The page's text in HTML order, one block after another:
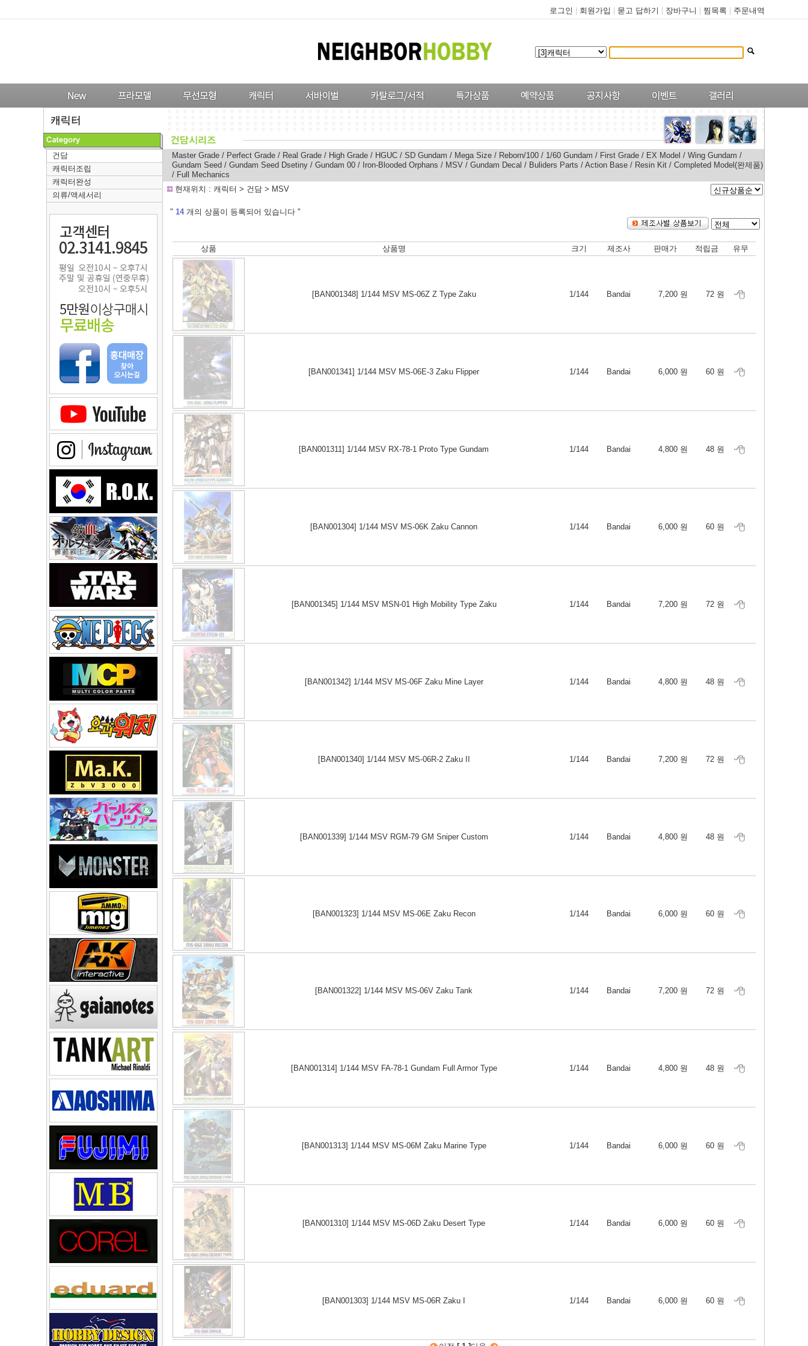
로그인 회원가입 묻고 답하기 장바구니 찜목록 주문내역
건담
캐릭터조립
캐릭터완성
의류/액세서리
Master Grade / Perfect Grade / Real Grade / High Grade / HGUC / SD Gundam / Mega Size / Reborn/100 / 1/60 Gundam / First Grade / EX Model / Wing Gundam /
Gundam Seed / Gundam Seed Dsetiny / Gundam 00 / Iron-Blooded Orphans / MSV / Gundam Decal / Buliders Parts / Action Base / Resin Kit / Completed Model(완제품)
/ Full Mechanics
현재위치 : 캐릭터 > 건담 > MSV
" 14 개의 상품이 등록되어 있습니다 "
상품 상품명 크기 제조사 판매가 적립금 유무
[BAN001348] 1/144 MSV MS-06Z Z Type Zaku 1/144 Bandai 7,200 원 72 원
[BAN001341] 1/144 MSV MS-06E-3 Zaku Flipper 1/144 Bandai 6,000 원 60 원
[BAN001311] 1/144 MSV RX-78-1 Proto Type Gundam 1/144 Bandai 4,800 원 48 원
[BAN001304] 1/144 MSV MS-06K Zaku Cannon 1/144 Bandai 6,000 원 60 원
[BAN001345] 1/144 MSV MSN-01 High Mobility Type Zaku 1/144 Bandai 7,200 원 72 원
[BAN001342] 1/144 MSV MS-06F Zaku Mine Layer 1/144 Bandai 4,800 원 48 원
[BAN001340] 1/144 MSV MS-06R-2 Zaku II 1/144 Bandai 7,200 원 72 원
[BAN001339] 1/144 MSV RGM-79 GM Sniper Custom 1/144 Bandai 4,800 원 48 원
[BAN001323] 1/144 MSV MS-06E Zaku Recon 1/144 Bandai 6,000 원 60 원
[BAN001322] 1/144 MSV MS-06V Zaku Tank 1/144 Bandai 7,200 원 72 원
[BAN001314] 1/144 MSV FA-78-1 Gundam Full Armor Type 1/144 Bandai 4,800 원 48 원
[BAN001313] 1/144 MSV MS-06M Zaku Marine Type 1/144 Bandai 6,000 원 60 원
[BAN001310] 1/144 MSV MS-06D Zaku Desert Type 1/144 Bandai 6,000 원 60 원
[BAN001303] 1/144 MSV MS-06R Zaku I 1/144 Bandai 6,000 원 60 원